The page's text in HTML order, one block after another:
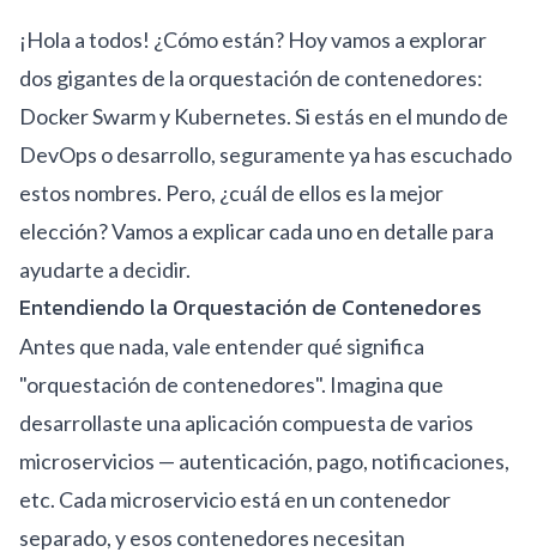
¡Hola a todos! ¿Cómo están? Hoy vamos a explorar
dos gigantes de la orquestación de contenedores:
Docker Swarm y Kubernetes. Si estás en el mundo de
DevOps o desarrollo, seguramente ya has escuchado
estos nombres. Pero, ¿cuál de ellos es la mejor
elección? Vamos a explicar cada uno en detalle para
ayudarte a decidir.
Entendiendo la Orquestación de Contenedores
Antes que nada, vale entender qué significa
"orquestación de contenedores". Imagina que
desarrollaste una aplicación compuesta de varios
microservicios — autenticación, pago, notificaciones,
etc. Cada microservicio está en un contenedor
separado, y esos contenedores necesitan